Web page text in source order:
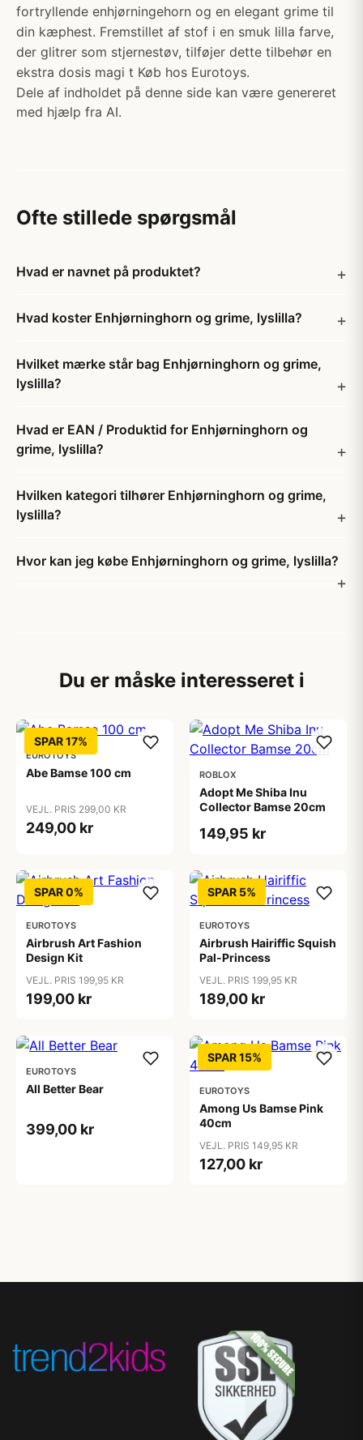
fortryllende enhjørningehorn og en elegant grime til
din kæphest. Fremstillet af stof i en smuk lilla farve,
der glitrer som stjernestøv, tilføjer dette tilbehør en
ekstra dosis magi t Køb hos Eurotoys.
Dele af indholdet på denne side kan være genereret
med hjælp fra AI.
Ofte stillede spørgsmål
Hvad er navnet på produktet?
Hvad koster Enhjørninghorn og grime, lyslilla?
Hvilket mærke står bag Enhjørninghorn og grime,
lyslilla?
Hvad er EAN / Produktid for Enhjørninghorn og
grime, lyslilla?
Hvilken kategori tilhører Enhjørninghorn og grime,
lyslilla?
Hvor kan jeg købe Enhjørninghorn og grime, lyslilla?
Du er måske interesseret i
SPAR 17%
EUROTOYS
Abe Bamse 100 cm
VEJL. PRIS 299,00 KR
249,00 kr
ROBLOX
Adopt Me Shiba Inu
Collector Bamse 20cm
149,95 kr
SPAR 0%
EUROTOYS
Airbrush Art Fashion
Design Kit
VEJL. PRIS 199,95 KR
199,00 kr
SPAR 5%
EUROTOYS
Airbrush Hairiffic Squish
Pal-Princess
VEJL. PRIS 199,95 KR
189,00 kr
EUROTOYS
All Better Bear
399,00 kr
SPAR 15%
EUROTOYS
Among Us Bamse Pink
40cm
VEJL. PRIS 149,95 KR
127,00 kr